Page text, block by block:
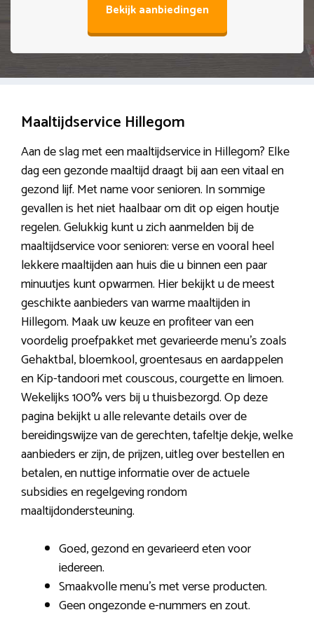
Bekijk aanbiedingen
Maaltijdservice Hillegom
Aan de slag met een maaltijdservice in Hillegom? Elke
dag een gezonde maaltijd draagt bij aan een vitaal en
gezond lijf. Met name voor senioren. In sommige
gevallen is het niet haalbaar om dit op eigen houtje
regelen. Gelukkig kunt u zich aanmelden bij de
maaltijdservice voor senioren: verse en vooral heel
lekkere maaltijden aan huis die u binnen een paar
minuutjes kunt opwarmen. Hier bekijkt u de meest
geschikte aanbieders van warme maaltijden in
Hillegom. Maak uw keuze en profiteer van een
voordelig proefpakket met gevarieerde menu’s zoals
Gehaktbal, bloemkool, groentesaus en aardappelen
en Kip-tandoori met couscous, courgette en limoen.
Wekelijks 100% vers bij u thuisbezorgd. Op deze
pagina bekijkt u alle relevante details over de
bereidingswijze van de gerechten, tafeltje dekje, welke
aanbieders er zijn, de prijzen, uitleg over bestellen en
betalen, en nuttige informatie over de actuele
subsidies en regelgeving rondom
maaltijdondersteuning.
Goed, gezond en gevarieerd eten voor
iedereen.
Smaakvolle menu’s met verse producten.
Geen ongezonde e-nummers en zout.